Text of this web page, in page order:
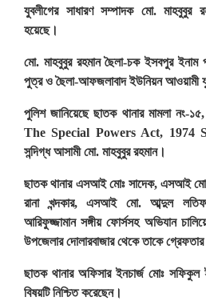
যুবলীগের সাধারণ সম্পাদক মো. মাহবুবুর
হয়েছে।
মো. মাহবুবুর রহমান ছৈলা-চক ইসবপুর ইনাম
পুত্র ও ছৈলা-আফজলাবাদ ইউনিয়ন আওয়ামী
পুলিশ জানিয়েছে ছাতক থানার মামলা নং-
The Special Powers Act, 1974
সন্দিগ্ধ আসামী মো. মাহবুবুর রহমান।
ছাতক থানার এসআই মোঃ সাদেক, এসআই
রানা খন্দকার, এসআই মো. আব্দুল
আরিফুজ্জামান সঙ্গীয় ফোর্সসহ অভিযান
উপজেলার দোলারবাজার থেকে তাকে
ছাতক থানার অফিসার ইনচার্জ মোঃ সফিকুল
বিষয়টি নিশ্চিত করেছেন।